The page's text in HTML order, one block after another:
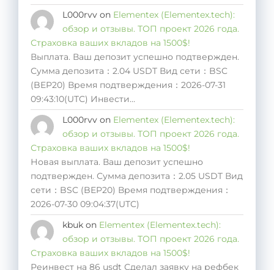
L000rvv on Elementex (Elementex.tech):
обзор и отзывы. ТОП проект 2026 года.
Страховка ваших вкладов на 1500$!
Выплата. Ваш депозит успешно подтвержден.
Сумма депозита：2.04 USDT Вид сети：BSC
(BEP20) Время подтверждения：2026-07-31
09:43:10(UTC) Инвести…
L000rvv on Elementex (Elementex.tech):
обзор и отзывы. ТОП проект 2026 года.
Страховка ваших вкладов на 1500$!
Новая выплата. Ваш депозит успешно
подтвержден. Сумма депозита：2.05 USDT Вид
сети：BSC (BEP20) Время подтверждения：
2026-07-30 09:04:37(UTC)
kbuk on Elementex (Elementex.tech):
обзор и отзывы. ТОП проект 2026 года.
Страховка ваших вкладов на 1500$!
Реинвест на 86 usdt Сделал заявку на рефбек